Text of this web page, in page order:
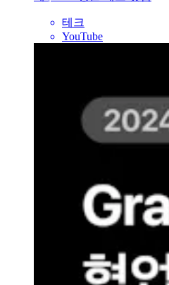
테크
YouTube